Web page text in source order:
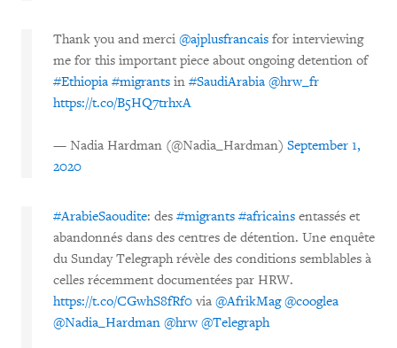
Thank you and merci @ajplusfrancais for interviewing
me for this important piece about ongoing detention of
#Ethiopia #migrants in #SaudiArabia @hrw_fr
https://t.co/B5HQ7trhxA
— Nadia Hardman (@Nadia_Hardman) September 1,
2020
#ArabieSaoudite: des #migrants #africains entassés et
abandonnés dans des centres de détention. Une enquête
du Sunday Telegraph révèle des conditions semblables à
celles récemment documentées par HRW.
https://t.co/CGwhS8fRf0 via @AfrikMag @cooglea
@Nadia_Hardman @hrw @Telegraph